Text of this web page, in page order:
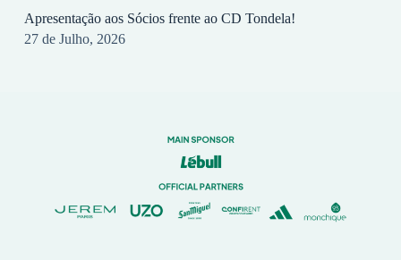
Apresentação aos Sócios frente ao CD Tondela!
27 de Julho, 2026